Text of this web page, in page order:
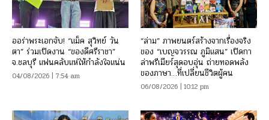
ออร่าพระเอกจับ! “แม็ค สุวิทย์ วัน
ตา” ร่วมเปิดงาน “ของดีศรีราชา”
จ.ชลบุรี แฟนคลับแห่ให้กำลังใจแน่น
04/08/2026 | 7:54 am
“ล่าม” ภาพยนตร์สร้างจากเรื่องจริง
ของ “เบญจวรรณ ภูมิแสน” เปิดกา
ล่าพรีเมียร์สุดอบอุ่น ถ่ายทอดพลัง
ของภาษา…ที่เปลี่ยนชีวิตผู้คน
06/08/2026 | 10:12 pm